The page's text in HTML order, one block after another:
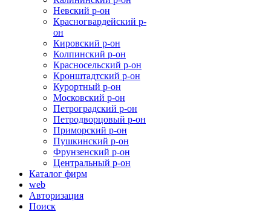
Невский р-он
Красногвардейский р-
он
Кировский р-он
Колпинский р-он
Красносельский р-он
Кронштадтский р-он
Курортный р-он
Московский р-он
Петроградский р-он
Петродворцовый р-он
Приморский р-он
Пушкинский р-он
Фрунзенский р-он
Центральный р-он
Каталог фирм
web
Авторизация
Поиск